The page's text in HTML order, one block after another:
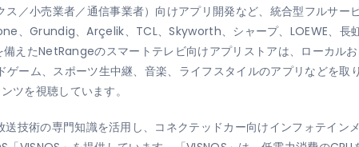
／小売業者／通信事業者）向けアプリ開発など、統合型フルサー
、Grundig、Arçelik、TCL、Skyworth、シャープ、LOEWE、長虹
えたNetRangeのスマートテレビ向けアプリストアは、ローカル
ーム、スポーツ生中継、音楽、ライフスタイルのアプリなどを取
ツを視聴しています。
技術の専門知識を活用し、コネクテッドカー向けインフォテイン